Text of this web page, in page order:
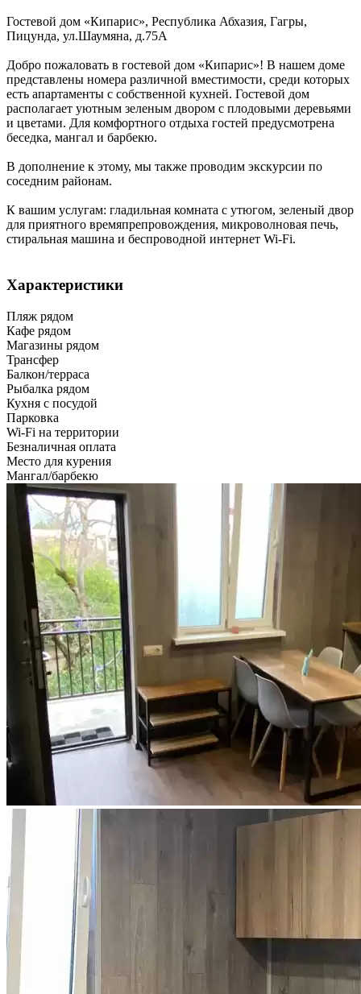
Гостевой дом «Кипарис», Республика Абхазия, Гагры,
Пицунда, ул.Шаумяна, д.75А
Добро пожаловать в гостевой дом «Кипарис»! В нашем доме
представлены номера различной вместимости, среди которых
есть апартаменты с собственной кухней. Гостевой дом
располагает уютным зеленым двором с плодовыми деревьями
и цветами. Для комфортного отдыха гостей предусмотрена
беседка, мангал и барбекю.
В дополнение к этому, мы также проводим экскурсии по
соседним районам.
К вашим услугам: гладильная комната с утюгом, зеленый двор
для приятного времяпрепровождения, микроволновая печь,
стиральная машина и беспроводной интернет Wi-Fi.
Характеристики
Пляж рядом
Кафе рядом
Магазины рядом
Трансфер
Балкон/терраса
Рыбалка рядом
Кухня с посудой
Парковка
Wi-Fi на территории
Безналичная оплата
Место для курения
Мангал/барбекю